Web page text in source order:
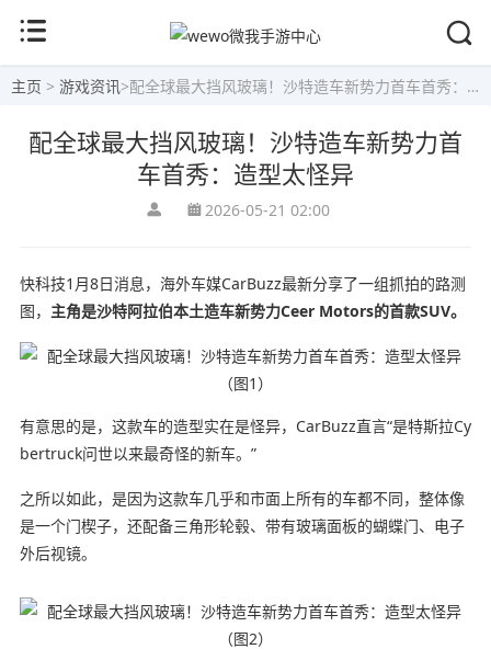
主页 > 游戏资讯>配全球最大挡风玻璃！沙特造车新势力首车首秀：造型太怪异
配全球最大挡风玻璃！沙特造车新势力首
车首秀：造型太怪异
2026-05-21 02:00
快科技1月8日消息，海外车媒CarBuzz最新分享了一组抓拍的路测
图， 主角是沙特阿拉伯本土造车新势力Ceer Motors的首款SUV。
有意思的是，这款车的造型实在是怪异，CarBuzz直言“是特斯拉Cy
bertruck问世以来最奇怪的新车。”
之所以如此，是因为这款车几乎和市面上所有的车都不同，整体像
是一个门楔子，还配备三角形轮毂、带有玻璃面板的蝴蝶门、电子
外后视镜。